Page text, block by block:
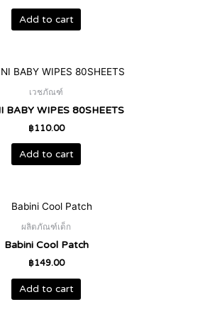
Add to cart
เวชภัณฑ์
BABY WIPES 80SHEETS
฿110.00
Add to cart
ผลิตภัณฑ์เด็ก
Babini Cool Patch
฿149.00
Add to cart